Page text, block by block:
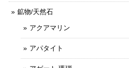
鉱物/天然石
アクアマリン
アパタイト